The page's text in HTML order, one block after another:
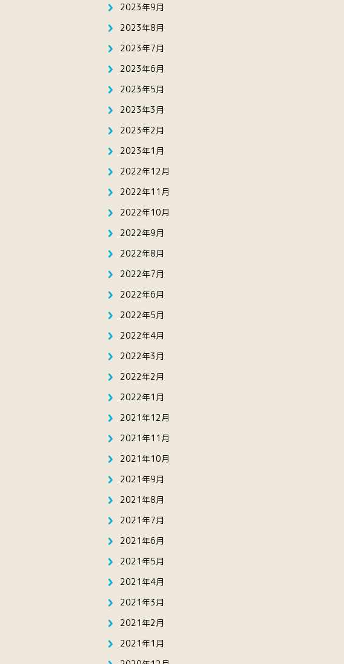
2023年9月
2023年8月
2023年7月
2023年6月
2023年5月
2023年3月
2023年2月
2023年1月
2022年12月
2022年11月
2022年10月
2022年9月
2022年8月
2022年7月
2022年6月
2022年5月
2022年4月
2022年3月
2022年2月
2022年1月
2021年12月
2021年11月
2021年10月
2021年9月
2021年8月
2021年7月
2021年6月
2021年5月
2021年4月
2021年3月
2021年2月
2021年1月